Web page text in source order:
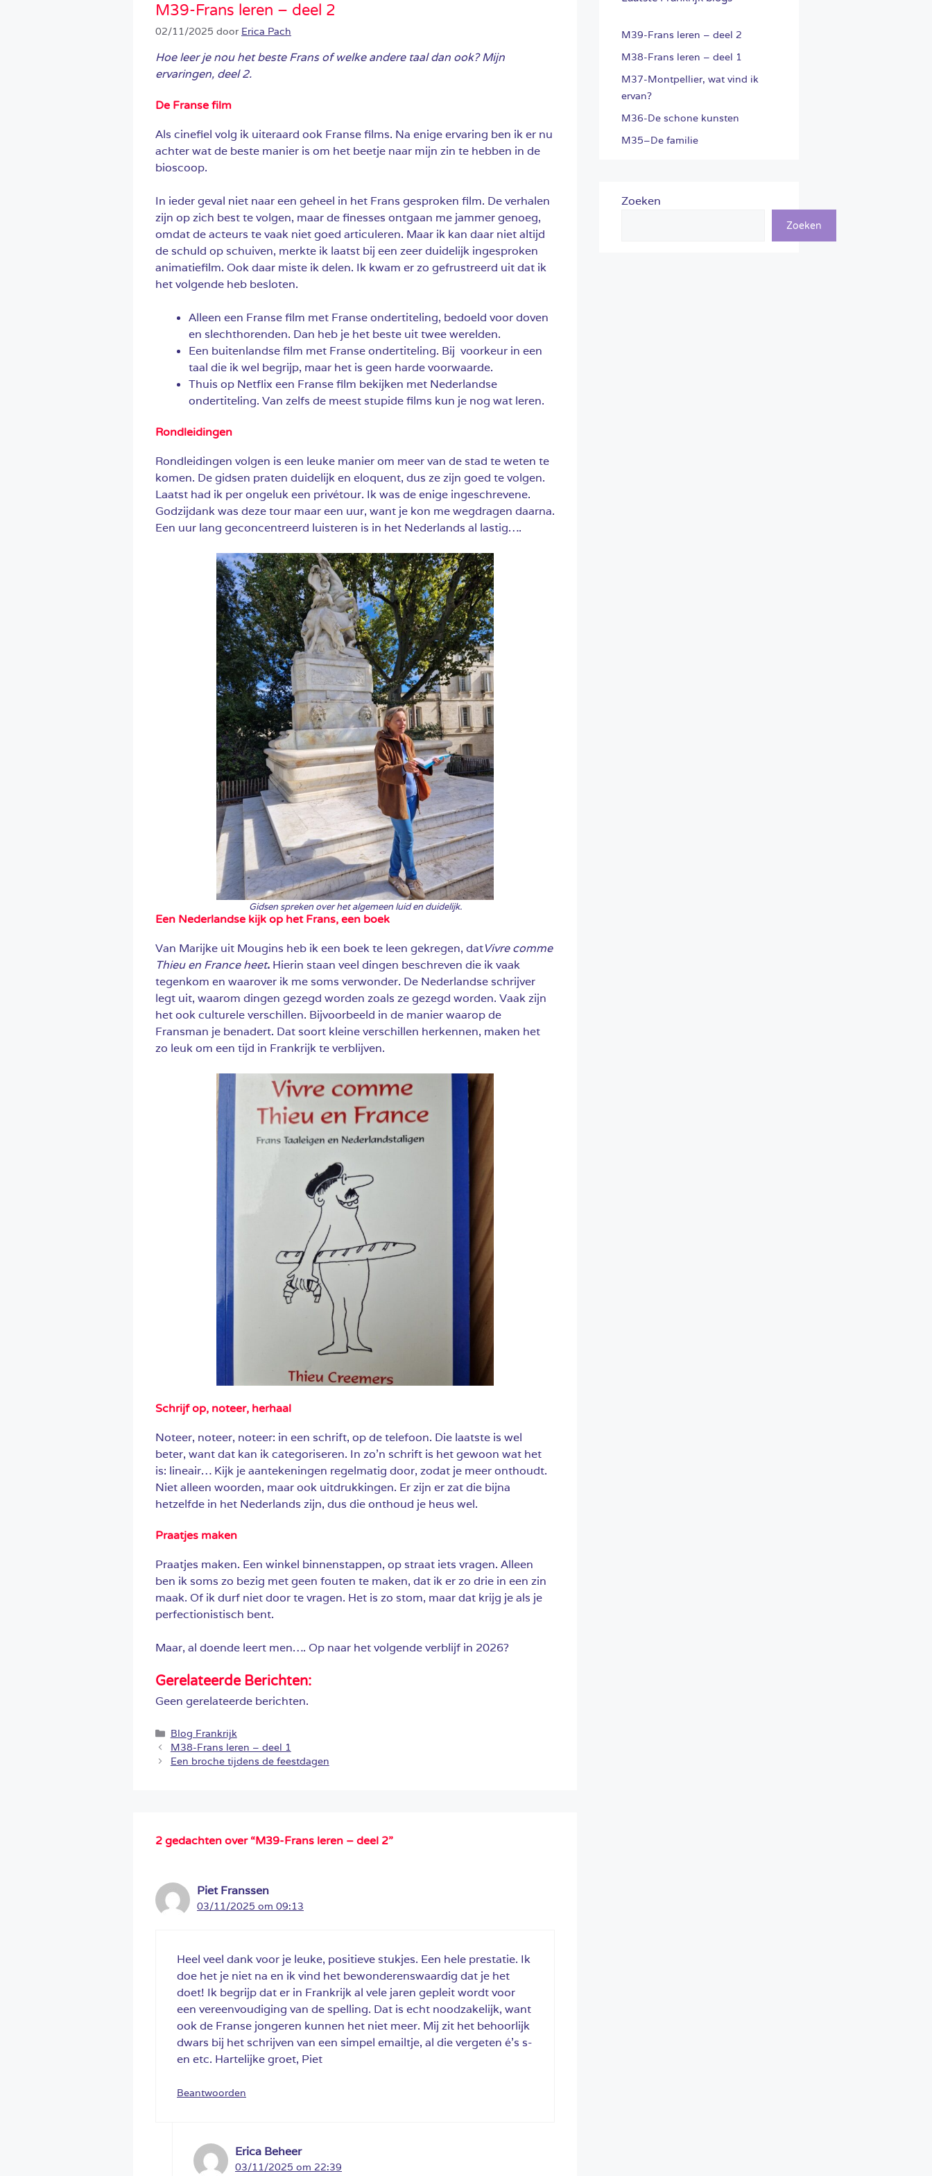
M39-Frans leren – deel 2
02/11/2025 door Erica Pach
Hoe leer je nou het beste Frans of welke andere taal dan ook? Mijn
ervaringen, deel 2.
De Franse film
Als cinefiel volg ik uiteraard ook Franse films. Na enige ervaring ben ik er nu
achter wat de beste manier is om het beetje naar mijn zin te hebben in de
bioscoop.
In ieder geval niet naar een geheel in het Frans gesproken film. De verhalen
zijn op zich best te volgen, maar de finesses ontgaan me jammer genoeg,
omdat de acteurs te vaak niet goed articuleren. Maar ik kan daar niet altijd
de schuld op schuiven, merkte ik laatst bij een zeer duidelijk ingesproken
animatiefilm. Ook daar miste ik delen. Ik kwam er zo gefrustreerd uit dat ik
het volgende heb besloten.
Alleen een Franse film met Franse ondertiteling, bedoeld voor doven
en slechthorenden. Dan heb je het beste uit twee werelden.
Een buitenlandse film met Franse ondertiteling. Bij voorkeur in een
taal die ik wel begrijp, maar het is geen harde voorwaarde.
Thuis op Netflix een Franse film bekijken met Nederlandse
ondertiteling. Van zelfs de meest stupide films kun je nog wat leren.
Rondleidingen
Rondleidingen volgen is een leuke manier om meer van de stad te weten te
komen. De gidsen praten duidelijk en eloquent, dus ze zijn goed te volgen.
Laatst had ik per ongeluk een privétour. Ik was de enige ingeschrevene.
Godzijdank was deze tour maar een uur, want je kon me wegdragen daarna.
Een uur lang geconcentreerd luisteren is in het Nederlands al lastig….
Gidsen spreken over het algemeen luid en duidelijk.
Een Nederlandse kijk op het Frans, een boek
Van Marijke uit Mougins heb ik een boek te leen gekregen, datVivre comme
Thieu en France heet. Hierin staan veel dingen beschreven die ik vaak
tegenkom en waarover ik me soms verwonder. De Nederlandse schrijver
legt uit, waarom dingen gezegd worden zoals ze gezegd worden. Vaak zijn
het ook culturele verschillen. Bijvoorbeeld in de manier waarop de
Fransman je benadert. Dat soort kleine verschillen herkennen, maken het
zo leuk om een tijd in Frankrijk te verblijven.
Schrijf op, noteer, herhaal
Noteer, noteer, noteer: in een schrift, op de telefoon. Die laatste is wel
beter, want dat kan ik categoriseren. In zo’n schrift is het gewoon wat het
is: lineair… Kijk je aantekeningen regelmatig door, zodat je meer onthoudt.
Niet alleen woorden, maar ook uitdrukkingen. Er zijn er zat die bijna
hetzelfde in het Nederlands zijn, dus die onthoud je heus wel.
Praatjes maken
Praatjes maken. Een winkel binnenstappen, op straat iets vragen. Alleen
ben ik soms zo bezig met geen fouten te maken, dat ik er zo drie in een zin
maak. Of ik durf niet door te vragen. Het is zo stom, maar dat krijg je als je
perfectionistisch bent.
Maar, al doende leert men…. Op naar het volgende verblijf in 2026?
Gerelateerde Berichten:
Geen gerelateerde berichten.
Categorieën
Blog Frankrijk
M38-Frans leren – deel 1
Een broche tijdens de feestdagen
2 gedachten over “M39-Frans leren – deel 2”
Piet Franssen
03/11/2025 om 09:13
Heel veel dank voor je leuke, positieve stukjes. Een hele prestatie. Ik
doe het je niet na en ik vind het bewonderenswaardig dat je het
doet! Ik begrijp dat er in Frankrijk al vele jaren gepleit wordt voor
een vereenvoudiging van de spelling. Dat is echt noodzakelijk, want
ook de Franse jongeren kunnen het niet meer. Mij zit het behoorlijk
dwars bij het schrijven van een simpel emailtje, al die vergeten é’s s-
en etc. Hartelijke groet, Piet
Beantwoorden
Erica Beheer
03/11/2025 om 22:39
M39-Frans leren – deel 2
M38-Frans leren – deel 1
M37-Montpellier, wat vind ik
ervan?
M36-De schone kunsten
M35–De familie
Zoeken
Zoeken